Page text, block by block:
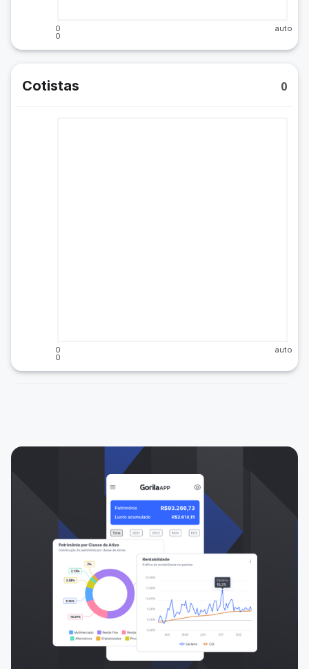
0
0
auto
Cotistas 0
0
0
auto